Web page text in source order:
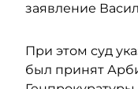
заявление
При этом суд
был принят